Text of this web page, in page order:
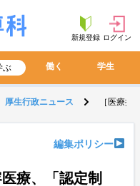
新規登録 ログイン
ぶ 働く 学生
厚生行政ニュース ［医療
編集ポリシー
療、「認定制